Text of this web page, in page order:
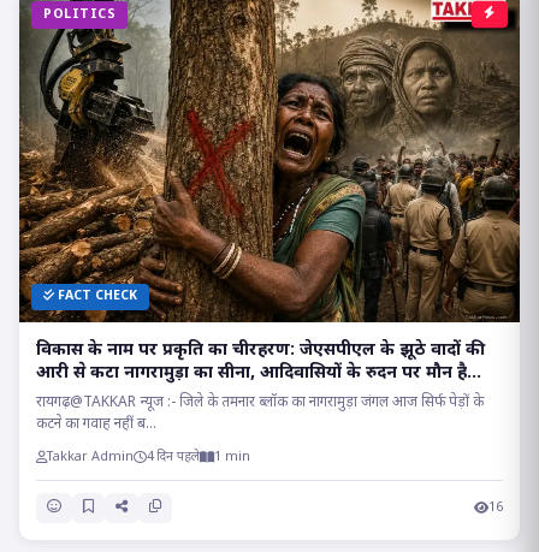
POLITICS
FACT CHECK
विकास के नाम पर प्रकृति का चीरहरण: जेएसपीएल के झूठे वादों की
आरी से कटा नागरामुड़ा का सीना, आदिवासियों के रुदन पर मौन है
सत्ता!
रायगढ़@TAKKAR न्यूज :- जिले के तमनार ब्लॉक का नागरामुड़ा जंगल आज सिर्फ पेड़ों के
कटने का गवाह नहीं ब...
Takkar Admin 4 दिन पहले 1 min
16